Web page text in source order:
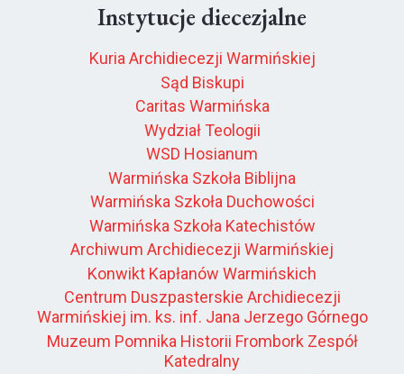
Instytucje diecezjalne
Kuria Archidiecezji Warmińskiej
Sąd Biskupi
Caritas Warmińska
Wydział Teologii
WSD Hosianum
Warmińska Szkoła Biblijna
Warmińska Szkoła Duchowości
Warmińska Szkoła Katechistów
Archiwum Archidiecezji Warmińskiej
Konwikt Kapłanów Warmińskich
Centrum Duszpasterskie Archidiecezji
Warmińskiej im. ks. inf. Jana Jerzego Górnego
Muzeum Pomnika Historii Frombork Zespół
Katedralny